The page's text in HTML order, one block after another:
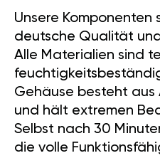
Unsere Komponenten
deutsche Qualität
Alle Materialien sind
Gehäuse besteht aus
und hält extremen
Selbst nach 30
die volle